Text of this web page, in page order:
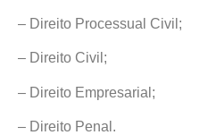
– Direito Processual Civil;
– Direito Civil;
– Direito Empresarial;
– Direito Penal.